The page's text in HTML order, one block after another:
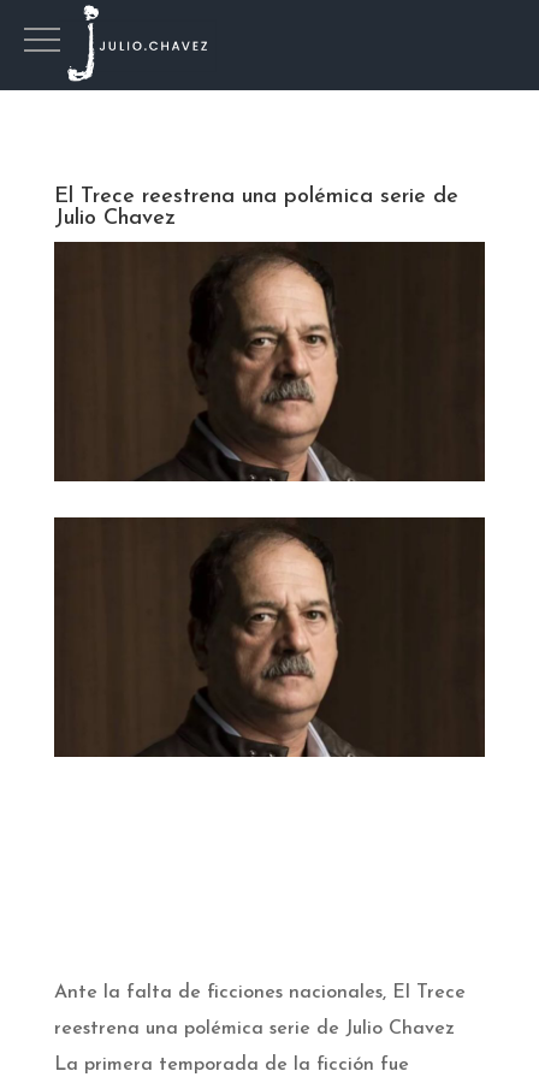
El Trece reestrena una polémica serie de
Julio Chavez
Ante la falta de ficciones nacionales, El Trece
reestrena una polémica serie de Julio Chavez
La primera temporada de la ficción fue